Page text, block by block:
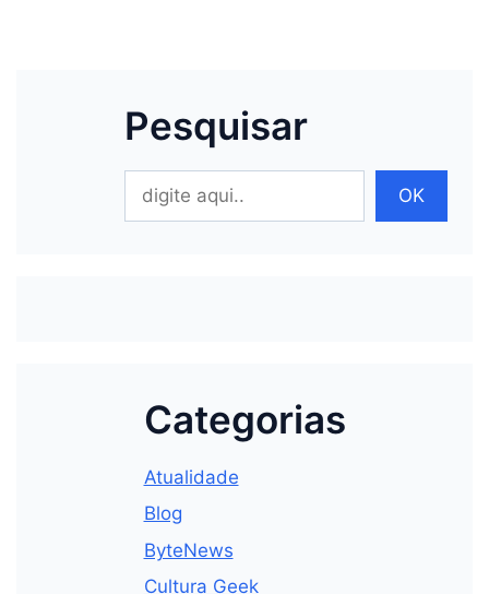
Pesquisar
OK
Categorias
Atualidade
Blog
ByteNews
Cultura Geek